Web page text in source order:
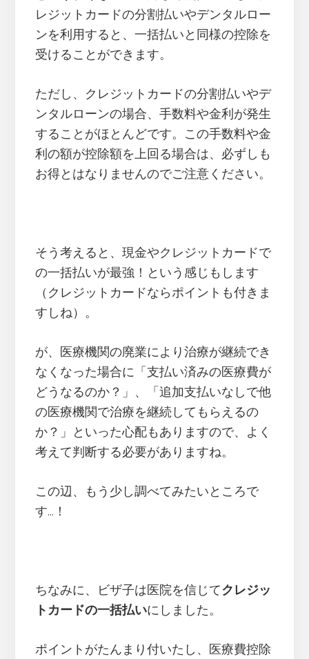
レジットカードの分割払いやデンタルロー
ンを利用すると、一括払いと同様の控除を
受けることができます。
ただし、クレジットカードの分割払いやデ
ンタルローンの場合、手数料や金利が発生
することがほとんどです。この手数料や金
利の額が控除額を上回る場合は、必ずしも
お得とはなりませんのでご注意ください。
そう考えると、現金やクレジットカードで
の一括払いが最強！という感じもします
（クレジットカードならポイントも付きま
すしね）。
が、医療機関の廃業により治療が継続でき
なくなった場合に「支払い済みの医療費が
どうなるのか？」、「追加支払いなしで他
の医療機関で治療を継続してもらえるの
か？」といった心配もありますので、よく
考えて判断する必要がありますね。
この辺、もう少し調べてみたいところで
す…！
ちなみに、ビザ子は医院を信じてクレジッ
トカードの一括払いにしました。
ポイントがたんまり付いたし、医療費控除